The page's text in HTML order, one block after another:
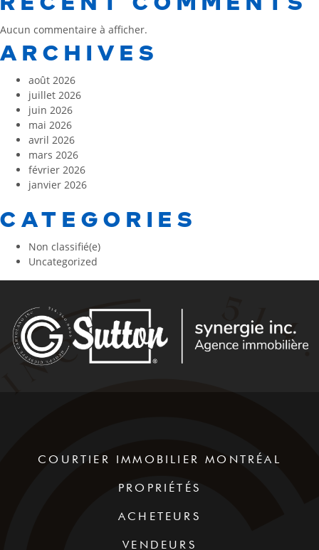
Aucun commentaire à afficher.
ARCHIVES
août 2026
juillet 2026
juin 2026
mai 2026
avril 2026
mars 2026
février 2026
janvier 2026
CATEGORIES
Non classifié(e)
Uncategorized
COURTIER IMMOBILIER MONTRÉAL
PROPRIÉTÉS
ACHETEURS
VENDEURS